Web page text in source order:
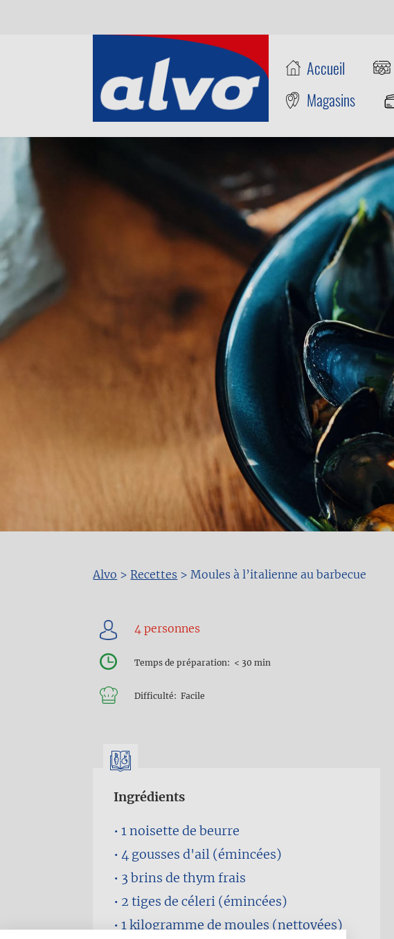
Accueil
Magasins
Fil
d'Ariane
Alvo > Recettes > Moules à l’italienne au barbecue
Temps de préparation < 30 min
Difficulté Facile
Ingrédients
1 noisette de beurre
4 gousses d'ail (émincées)
3 brins de thym frais
2 tiges de céleri (émincées)
1 kilogramme de moules (nettoyées)